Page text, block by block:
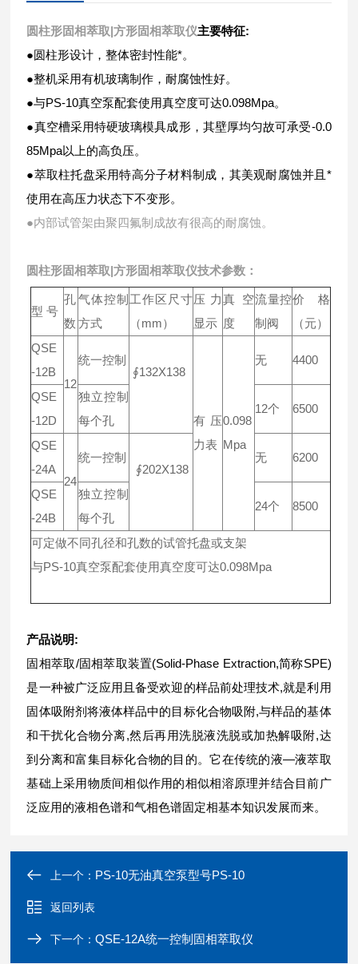
圆柱形固相萃取|方形固相萃取仪主要特征:
●圆柱形设计，整体密封性能*。
●整机采用有机玻璃制作，耐腐蚀性好。
●与PS-10真空泵配套使用真空度可达0.098Mpa。
●真空槽采用特硬玻璃模具成形，其壁厚均匀故可承受-0.0
85Mpa以上的高负压。
●萃取柱托盘采用特高分子材料制成，其美观耐腐蚀并且*
使用在高压力状态下不变形。
●内部试管架由聚四氟制成故有很高的耐腐蚀。
圆柱形固相萃取|方形固相萃取仪技术参数：
型 号
孔
数
气体控制
方式
工作区尺寸
（mm）
压力
显示
真空
度
流量控
制阀
价格
（元）
QSE
-12B
12
统一控制
∮132X138
有压
力表
0.098
Mpa
无 4400
QSE
-12D
独立控制
每个孔
12个 6500
QSE
-24A
24
统一控制
∮202X138
无 6200
QSE
-24B
独立控制
每个孔
24个 8500
可定做不同孔径和孔数的试管托盘或支架
与PS-10真空泵配套使用真空度可达0.098Mpa
产品说明:
固相萃取/固相萃取装置(Solid-Phase Extraction,简称SPE)
是一种被广泛应用且备受欢迎的样品前处理技术,就是利用
固体吸附剂将液体样品中的目标化合物吸附,与样品的基体
和干扰化合物分离,然后再用洗脱液洗脱或加热解吸附,达
到分离和富集目标化合物的目的。它在传统的液—液萃取
基础上采用物质间相似作用的相似相溶原理并结合目前广
泛应用的液相色谱和气相色谱固定相基本知识发展而来。
上一个： PS-10无油真空泵型号PS-10
返回列表
下一个：QSE-12A统一控制固相萃取仪